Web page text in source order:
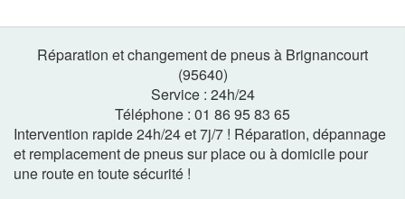
Réparation et changement de pneus à Brignancourt
(95640)
Service : 24h/24
Téléphone : 01 86 95 83 65
Intervention rapide 24h/24 et 7j/7 ! Réparation, dépannage
et remplacement de pneus sur place ou à domicile pour
une route en toute sécurité !